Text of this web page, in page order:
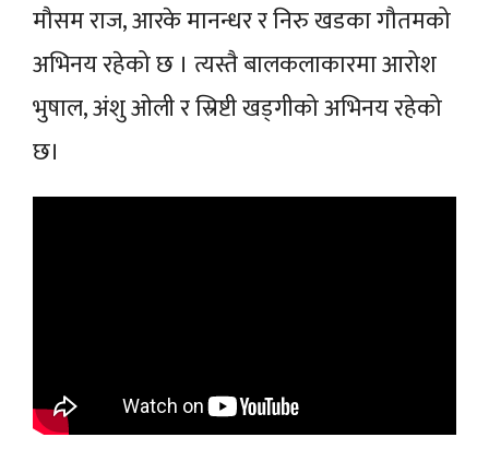
मौसम राज, आरके मानन्धर र निरु खडका गौतमको
अभिनय रहेको छ । त्यस्तै बालकलाकारमा आरोश
भुषाल, अंशु ओली र स्रिष्टी खड्गीको अभिनय रहेको
छ।